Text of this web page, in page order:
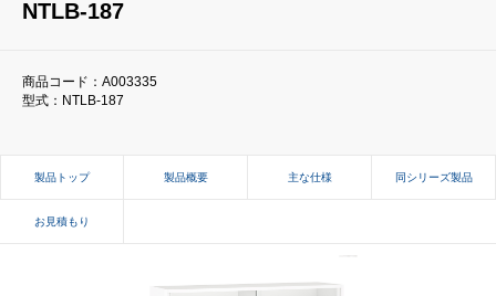
NTLB-187
商品コード：A003335
型式：NTLB-187
製品トップ 製品概要 主な仕様 同シリーズ製品
お見積もり